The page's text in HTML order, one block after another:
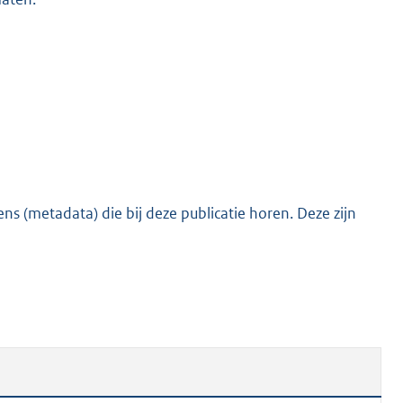
(metadata) die bij deze publicatie horen. Deze zijn